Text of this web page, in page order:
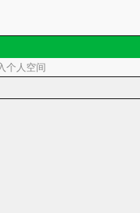
个人空间